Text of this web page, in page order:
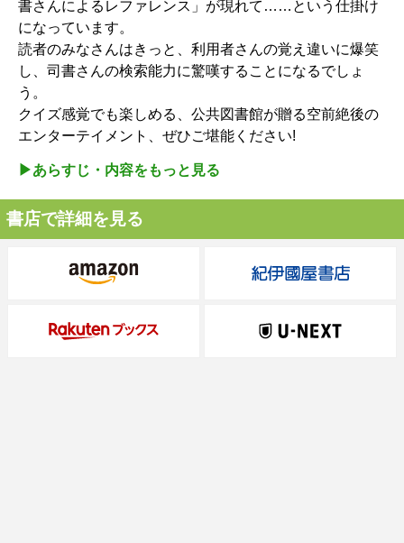
書さんによるレファレンス」が現れて……という仕掛け
になっています。
読者のみなさんはきっと、利用者さんの覚え違いに爆笑
し、司書さんの検索能力に驚嘆することになるでしょ
う。
クイズ感覚でも楽しめる、公共図書館が贈る空前絶後の
エンターテイメント、ぜひご堪能ください!
▶︎あらすじ・内容をもっと見る
書店で詳細を見る